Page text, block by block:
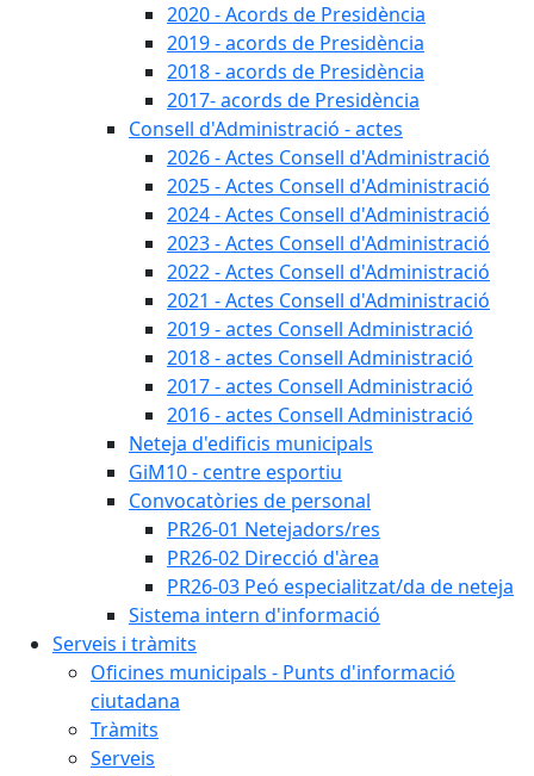
2020 - Acords de Presidència
2019 - acords de Presidència
2018 - acords de Presidència
2017- acords de Presidència
Consell d'Administració - actes
2026 - Actes Consell d'Administració
2025 - Actes Consell d'Administració
2024 - Actes Consell d'Administració
2023 - Actes Consell d'Administració
2022 - Actes Consell d'Administració
2021 - Actes Consell d'Administració
2019 - actes Consell Administració
2018 - actes Consell Administració
2017 - actes Consell Administració
2016 - actes Consell Administració
Neteja d'edificis municipals
GiM10 - centre esportiu
Convocatòries de personal
PR26-01 Netejadors/res
PR26-02 Direcció d'àrea
PR26-03 Peó especialitzat/da de neteja
Sistema intern d'informació
Serveis i tràmits
Oficines municipals - Punts d'informació
ciutadana
Tràmits
Serveis